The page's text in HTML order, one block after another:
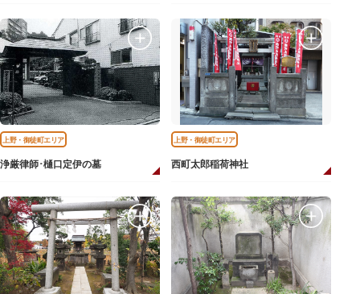
上野・御徒町エリア
浄厳律師･樋口定伊の墓
上野・御徒町エリア
西町太郎稲荷神社